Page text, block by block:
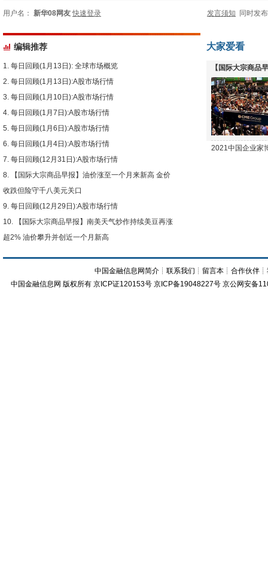
用户名： 新华08网友 快速登录 发言须知 同时发
编辑推荐
每日回顾(1月13日): 全球市场概览
每日回顾(1月13日):A股市场行情
每日回顾(1月10日):A股市场行情
每日回顾(1月7日):A股市场行情
每日回顾(1月6日):A股市场行情
每日回顾(1月4日):A股市场行情
每日回顾(12月31日):A股市场行情
【国际大宗商品早报】油价涨至一个月来新高 金价
收跌但险守千八美元关口
每日回顾(12月29日):A股市场行情
【国际大宗商品早报】南美天气炒作持续美豆再涨
超2% 油价攀升并创近一个月新高
大家爱看
【国际大宗商品
下跌
2021中国企业家
中国金融信息网简介 ┊联系我们 ┊ 留言本 ┊合作伙伴 ┊
中国金融信息网 版权所有 京ICP证120153号 京ICP备19048227号 京公网安备